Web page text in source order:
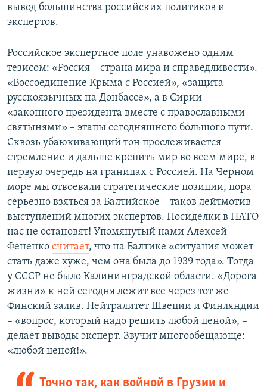
вывод большинства российских политиков и
экспертов.
Российское экспертное поле унавожено одним
тезисом: «Россия – страна мира и справедливости».
«Воссоединение Крыма с Россией», «защита
русскоязычных на Донбассе», а в Сирии –
«законного президента вместе с православными
святынями» – этапы сегодняшнего большого пути.
Сквозь убаюкивающий тон прослеживается
стремление и дальше крепить мир во всем мире, в
первую очередь на границах с Россией. На Черном
море мы отвоевали стратегические позиции, пора
серьезно взяться за Балтийское – таков лейтмотив
выступлений многих экспертов. Посиделки в НАТО
нас не остановят! Упомянутый нами Алексей
Фененко считает, что на Балтике «ситуация может
стать даже хуже, чем она была до 1939 года». Тогда
у СССР не было Калининградской области. «Дорога
жизни» к ней сегодня лежит все через тот же
Финский залив. Нейтралитет Швеции и Финляндии
– «вопрос, который надо решить любой ценой», –
делает выводы эксперт. Звучит многообещающе:
«любой ценой!».
Точно так, как войной в Грузии и